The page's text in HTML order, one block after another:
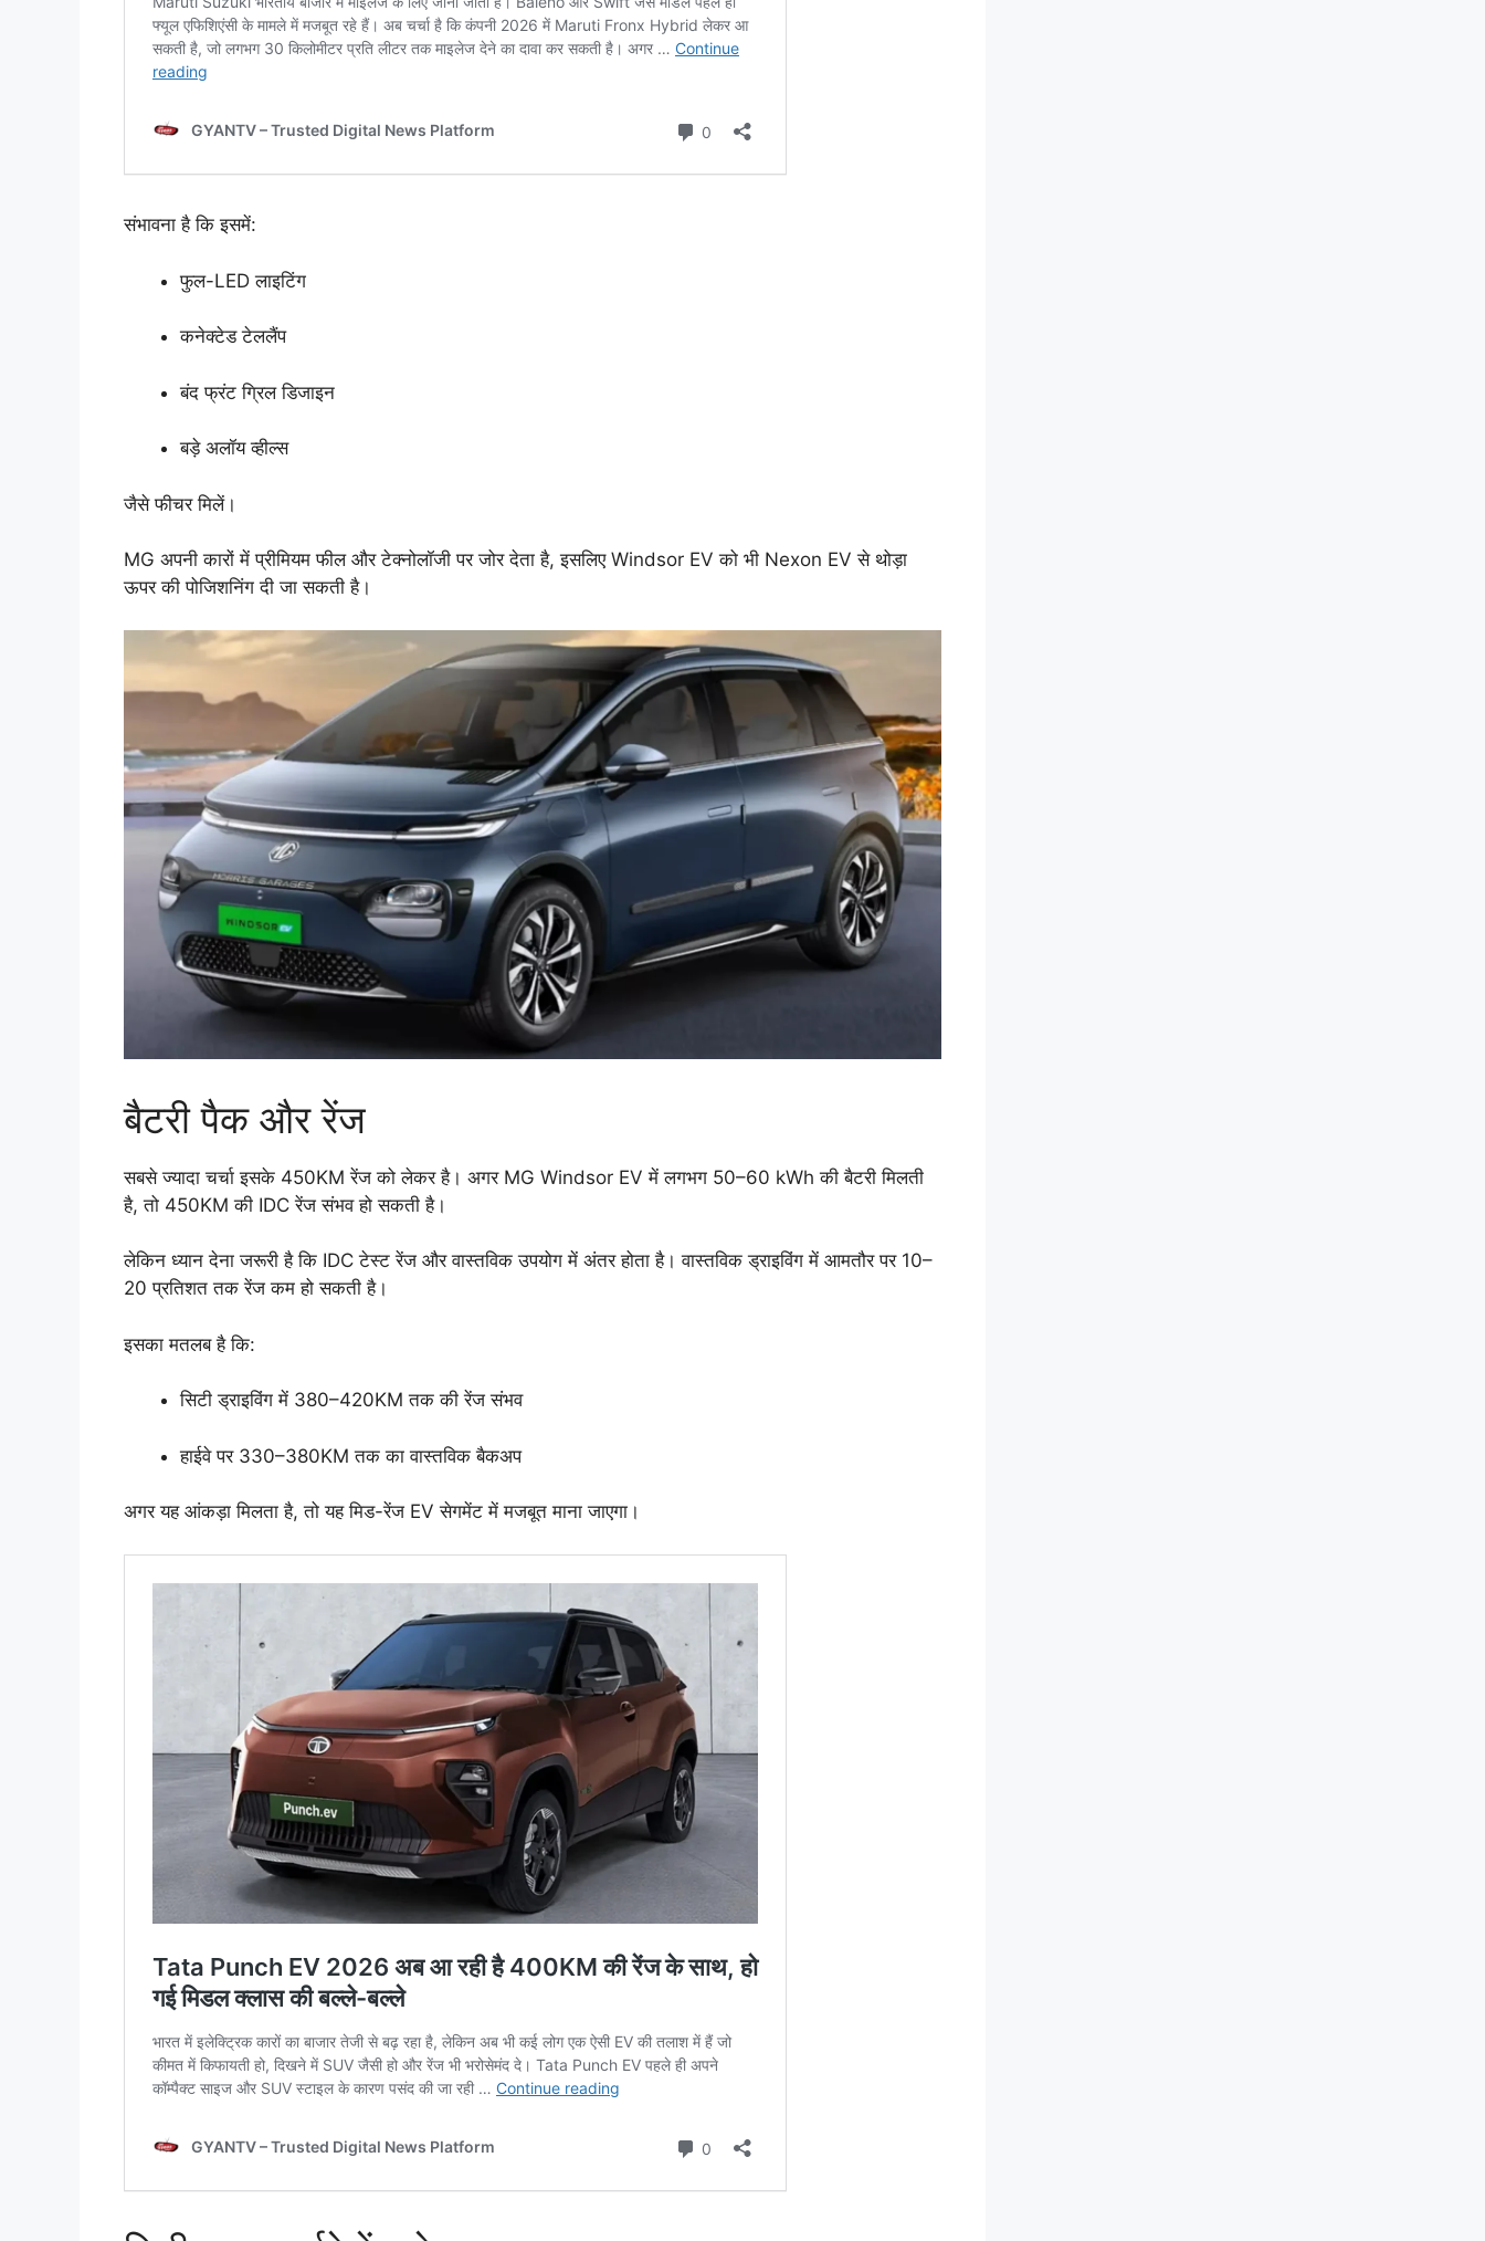
संभावना है कि इसमें:
फुल-LED लाइटिंग
कनेक्टेड टेललैंप
बंद फ्रंट ग्रिल डिजाइन
बड़े अलॉय व्हील्स
जैसे फीचर मिलें।
MG अपनी कारों में प्रीमियम फील और टेक्नोलॉजी पर जोर देता है, इसलिए Windsor EV को भी Nexon EV से थोड़ा
ऊपर की पोजिशनिंग दी जा सकती है।
बैटरी पैक और रेंज
सबसे ज्यादा चर्चा इसके 450KM रेंज को लेकर है। अगर MG Windsor EV में लगभग 50–60 kWh की बैटरी मिलती
है, तो 450KM की IDC रेंज संभव हो सकती है।
लेकिन ध्यान देना जरूरी है कि IDC टेस्ट रेंज और वास्तविक उपयोग में अंतर होता है। वास्तविक ड्राइविंग में आमतौर पर 10–
20 प्रतिशत तक रेंज कम हो सकती है।
इसका मतलब है कि:
सिटी ड्राइविंग में 380–420KM तक की रेंज संभव
हाईवे पर 330–380KM तक का वास्तविक बैकअप
अगर यह आंकड़ा मिलता है, तो यह मिड-रेंज EV सेगमेंट में मजबूत माना जाएगा।